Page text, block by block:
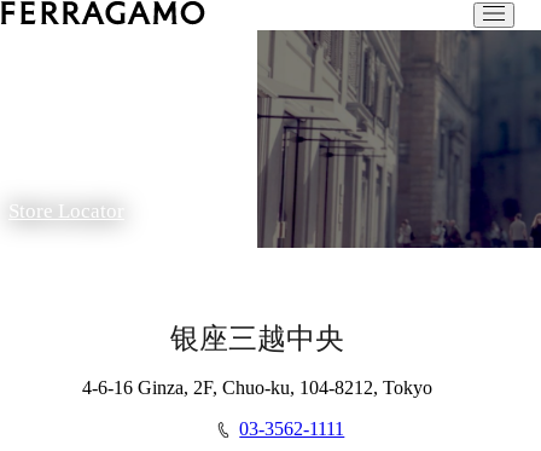
Store Locator
银座三越中央
4-6-16 Ginza, 2F, Chuo-ku, 104-8212, Tokyo
03-3562-1111